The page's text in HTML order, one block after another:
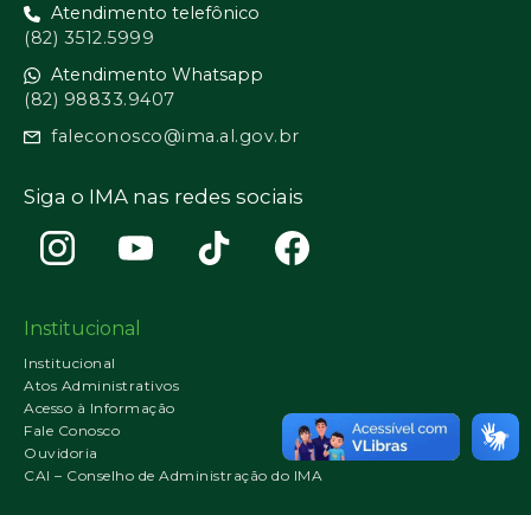
Atendimento telefônico
(82) 3512.5999
Atendimento Whatsapp
(82) 98833.9407
faleconosco@ima.al.gov.br
Siga o IMA nas redes sociais
Institucional
Institucional
Atos Administrativos
Acesso à Informação
Fale Conosco
Ouvidoria
CAI – Conselho de Administração do IMA